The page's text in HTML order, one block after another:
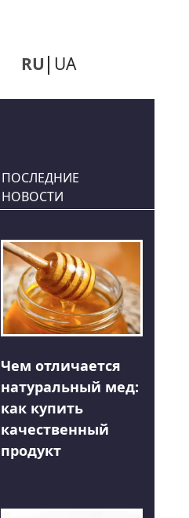
RU UA
ПОСЛЕДНИЕ
НОВОСТИ
Чем отличается
натуральный мед:
как купить
качественный
продукт